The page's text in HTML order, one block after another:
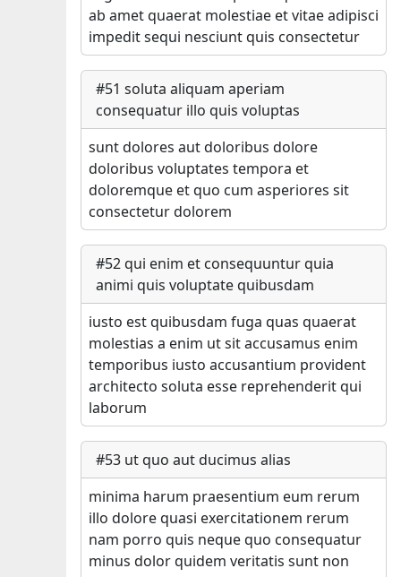
ab amet quaerat molestiae et vitae adipisci
impedit sequi nesciunt quis consectetur
#51 soluta aliquam aperiam
consequatur illo quis voluptas
sunt dolores aut doloribus dolore
doloribus voluptates tempora et
doloremque et quo cum asperiores sit
consectetur dolorem
#52qui enim et consequuntur quia
animi quis voluptate quibusdam
iusto est quibusdam fuga quas quaerat
molestias a enim ut sit accusamus enim
temporibus iusto accusantium provident
architecto soluta esse reprehenderit qui
laborum
#53 ut quo aut ducimus alias
minima harum praesentium eum rerum
illo dolore quasi exercitationem rerum
nam porro quis neque quo consequatur
minus dolor quidem veritatis sunt non